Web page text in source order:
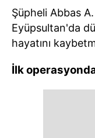
Şüpheli Abbas
Eyüpsultan'da
hayatını
İlk